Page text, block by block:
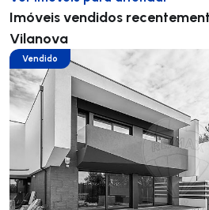
Imóveis vendidos
Vilanova
Vendido